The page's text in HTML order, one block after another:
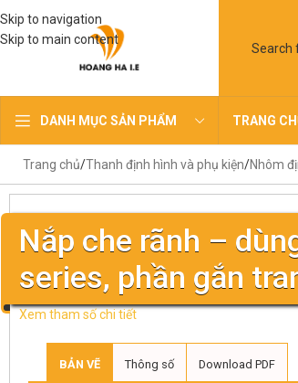
Skip to navigation
Skip to main content
DANH MỤC SẢN PHẨM TRANG
Trang chủ Thanh định hình và phụ kiện Nhôm
Nắp che rãnh –
series, phần gắn
Xem tham số chi tiết
BẢN VẼ Thông số Download PDF